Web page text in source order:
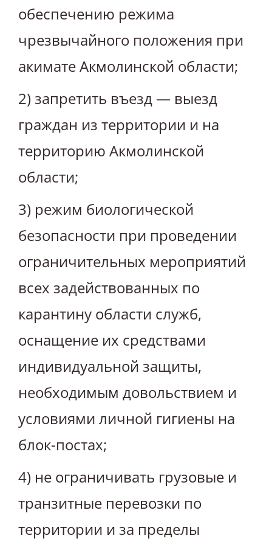
обеспечению режима
чрезвычайного положения при
акимате Акмолинской области;
2) запретить въезд — выезд
граждан из территории и на
территорию Акмолинской
области;
3) режим биологической
безопасности при проведении
ограничительных мероприятий
всех задействованных по
карантину области служб,
оснащение их средствами
индивидуальной защиты,
необходимым довольствием и
условиями личной гигиены на
блок-постах;
4) не ограничивать грузовые и
транзитные перевозки по
территории и за пределы